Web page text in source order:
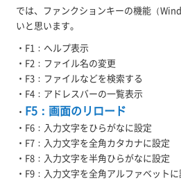
では、ファンクションキーの機能（
いと思います。
・F1：へルプ表示
・F2：ファイル名の変更
・F3：ファイルなどを検索する
・F4：アドレスバーの一覧表示
・ F5：画面のリロード
・F6：入力文字をひらがなに設定
・F7：入力文字を全角カタカナに設定
・F8：入力文字を半角ひらがなに設定
・F9：入力文字を全角アルファベット